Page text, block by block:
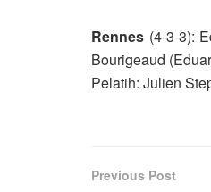
Rennes (4-3-3):
Bourigeaud
Pelatih: Julien
Previous Post